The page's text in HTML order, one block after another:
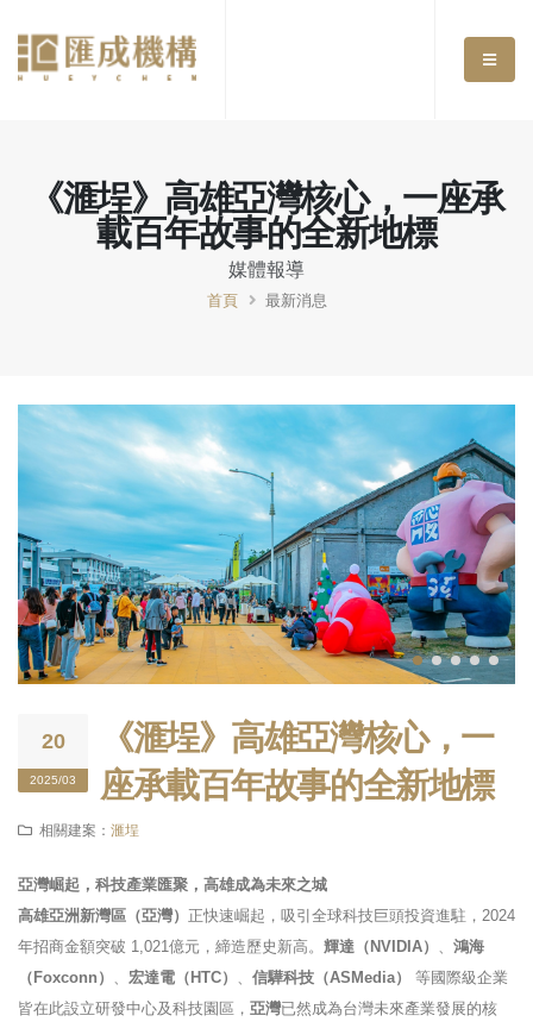
《滙埕》高雄亞灣核心，一座承
載百年故事的全新地標
媒體報導
首頁 最新消息
20
2025/03
《滙埕》高雄亞灣核心，一
座承載百年故事的全新地標
相關建案： 滙埕
亞灣崛起，科技產業匯聚，高雄成為未來之城
高雄亞洲新灣區（亞灣） 正快速崛起，吸引全球科技巨頭投資進駐，2024
年招商金額突破 1,021億元，締造歷史新高。 輝達（NVIDIA） 、 鴻海
（Foxconn） 、 宏達電（HTC） 、 信驊科技（ASMedia）
等國際級企業
皆在此設立研發中心及科技園區， 亞灣已然成為台灣未來產業發展的核